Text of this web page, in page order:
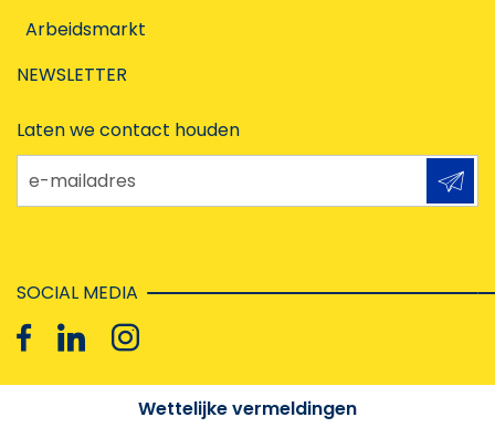
Arbeidsmarkt
NEWSLETTER
Laten we contact houden
e-mailadres
SOCIAL MEDIA
Wettelijke vermeldingen